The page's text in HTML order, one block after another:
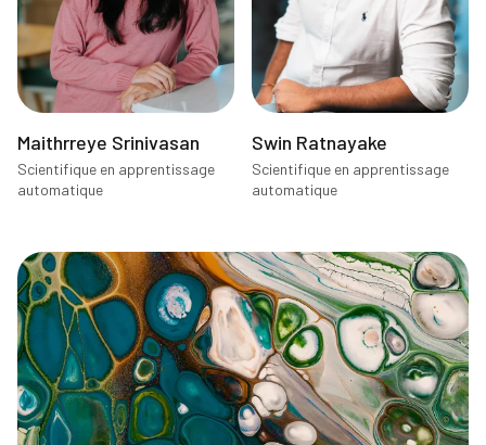
Maithrreye Srinivasan
Scientifique en apprentissage
automatique
Swin Ratnayake
Scientifique en apprentissage
automatique